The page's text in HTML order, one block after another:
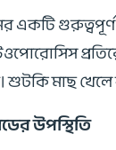
একটি
মাছ
উপস্থিতি